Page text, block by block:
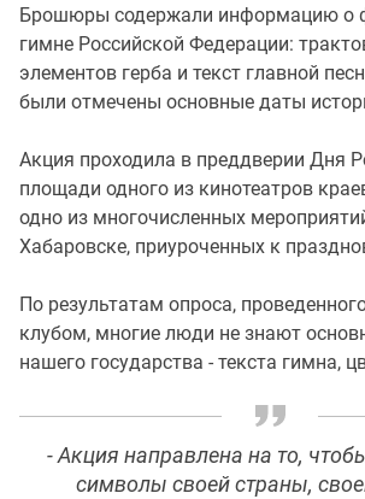
Брошюры содержали информацию о
гимне Российской Федерации:
элементов герба и текст главной
были отмечены основные даты
Акция проходила в преддверии Дня
площади одного из кинотеатров
одно из многочисленных
Хабаровске, приуроченных к
По результатам опроса,
клубом, многие люди не знают
нашего государства - текста гимна,
- Акция направлена на то,
символы своей страны,